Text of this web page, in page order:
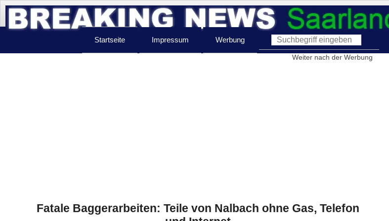
Startseite Impressum Werbung
Weiter nach der Werbung
Fatale Baggerarbeiten: Teile von Nalbach ohne Gas, Telefon